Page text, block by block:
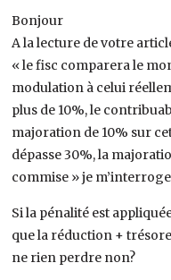
Bonjour
A la lecture de votre
« le fisc comparera le
modulation à celui
plus de 10%, le
majoration de 10% sur
dépasse 30%, la
commise » je
Si la pénalité est
que la réduction +
ne rien perdre non?